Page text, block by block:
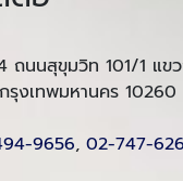
ถนนสุขุมวิท 101/1 แข
รุงเทพมหานคร 10260
9656, 02-747-